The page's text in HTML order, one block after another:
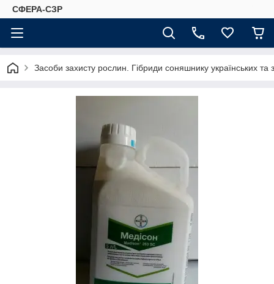
СФЕРА-СЗР
Засоби захисту рослин. Гібриди соняшнику українських та